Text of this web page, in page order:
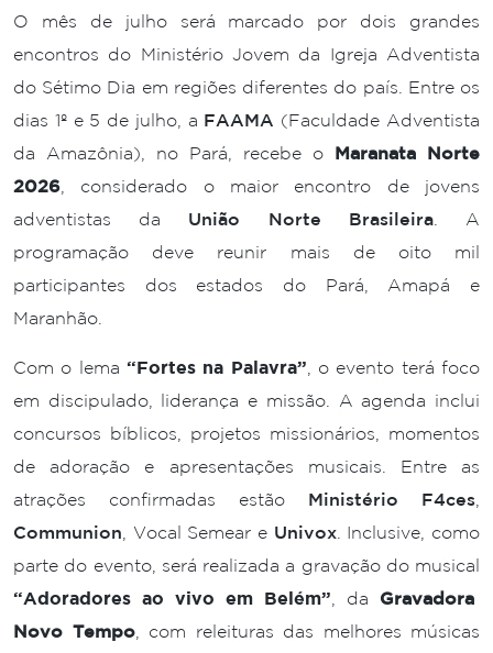
O mês de julho será marcado por dois grandes
encontros do Ministério Jovem da Igreja Adventista
do Sétimo Dia em regiões diferentes do país. Entre os
dias 1º e 5 de julho, a FAAMA (Faculdade Adventista
da Amazônia), no Pará, recebe o Maranata Norte
2026 , considerado o maior encontro de jovens
adventistas da União Norte Brasileira. A
programação deve reunir mais de oito mil
participantes dos estados do Pará, Amapá e
Maranhão.
Com o lema “Fortes na Palavra” , o evento terá foco
em discipulado, liderança e missão. A agenda inclui
concursos bíblicos, projetos missionários, momentos
de adoração e apresentações musicais. Entre as
atrações confirmadas estão Ministério F4ces
Communion , Vocal Semear e Univox. Inclusive, como
parte do evento, será realizada a gravação do musical
“Adoradores ao vivo em Belém” , da Gravadora
Novo Tempo, com releituras das melhores músicas